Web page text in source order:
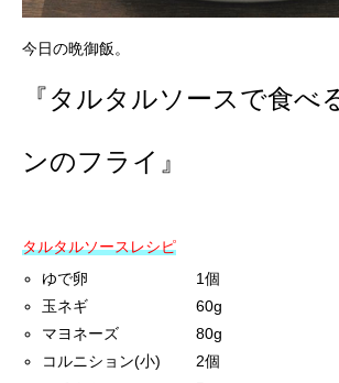
今日の晩御飯。
『タルタルソースで食
ンのフライ』
タルタルソースレシピ
ゆで卵 1個
玉ネギ 60g
マヨネーズ 80g
コルニション(小) 2個